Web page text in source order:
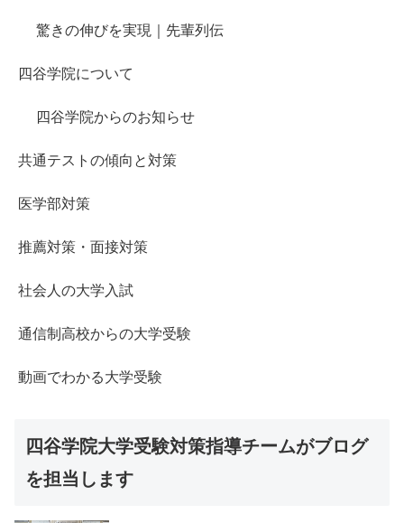
驚きの伸びを実現｜先輩列伝
四谷学院について
四谷学院からのお知らせ
共通テストの傾向と対策
医学部対策
推薦対策・面接対策
社会人の大学入試
通信制高校からの大学受験
動画でわかる大学受験
四谷学院大学受験対策指導チームがブログ
を担当します